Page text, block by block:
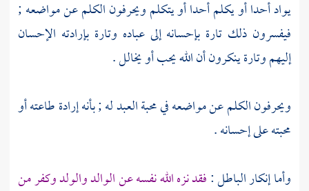
يواد أحدا أو يكلم أحدا أو يتكلم ويحرفون الكلم عن مواضعه ;
فيفسرون ذلك تارة بإحسانه إلى عباده وتارة بإرادته الإحسان
إليهم وتارة ينكرون أن الله يحب أو يخالل .
ويحرفون الكلم عن مواضعه في محبة العبد له ; بأنه إرادة طاعته أو
محبته على إحسانه .
وأما إنكار الباطل :فقد نزه الله نفسه عن الوالد والولد وكفر من